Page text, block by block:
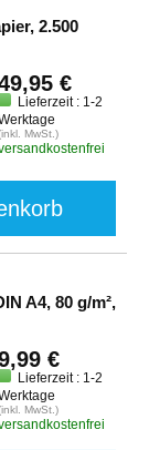
2.500
€
Lieferzeit : 1-2
MwSt.)
A4, 80 g/m²,
€
Lieferzeit : 1-2
MwSt.)